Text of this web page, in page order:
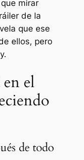
mirar
de la
que ese
ellos, pero
el
de todo